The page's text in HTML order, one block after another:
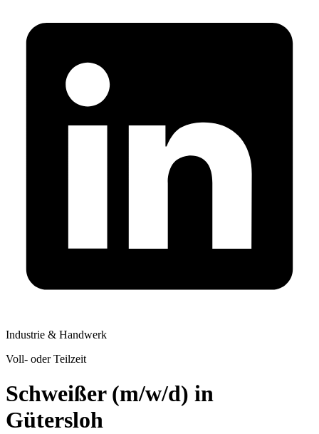
Industrie & Handwerk
Voll- oder Teilzeit
Schweißer (m/w/d) in
Gütersloh